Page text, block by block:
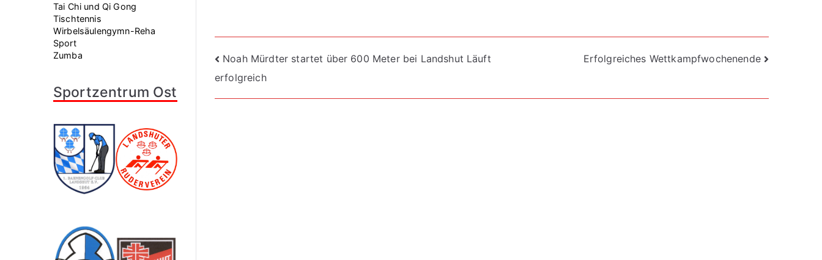
Beitragsnavigation
Noah Mürdter startet über 600 Meter bei Landshut Läuft
erfolgreich
Erfolgreiches Wettkampfwochenende
Tai Chi und Qi Gong
Tischtennis
Wirbelsäulengymn-Reha
Sport
Zumba
Sportzentrum Ost